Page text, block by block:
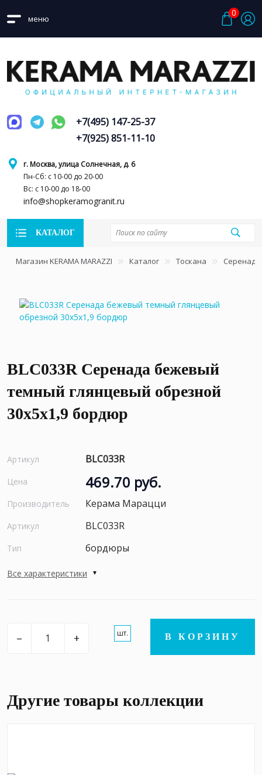
меню
0
г. Москва, улица Солнечная, д. 6
Пн-Сб: с 10-00 до 20-00
Вс: с 10-00 до 18-00
info@shopkeramogranit.ru
+7(495) 147-25-37
+7(925) 851-11-10
КАТАЛОГ
Магазин KERAMA MARAZZI Каталог Тоскана Серенада
BLC033R Серенада бежевый
темный глянцевый обрезной
30x5x1,9 бордюр
Артикул BLC033R
Цена 469.70 руб.
Производитель Керама Марацци
Артикул BLC033R
Тип бордюры
Все характеристики
– + шт. В КОРЗИНУ
Другие товары коллекции